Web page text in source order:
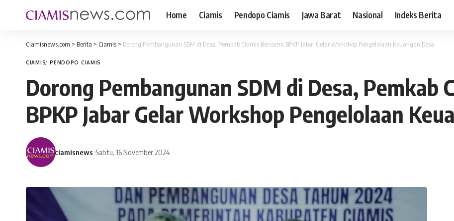
Home Ciamis Pendopo Ciamis Jawa Barat Nasional Indeks Berita
Ciamisnews.com > Berita > Ciamis > Dorong Pembangunan SDM di Desa, Pemkab Ciamis Bersama BPKP Jabar Gelar Workshop Pengelolaan Keuangan Desa
CIAMIS PENDOPO CIAMIS
Dorong Pembangunan SDM di Desa, Pemkab
BPKP Jabar Gelar Workshop Pengelolaan
ciamisnews Sabtu, 16 November 2024